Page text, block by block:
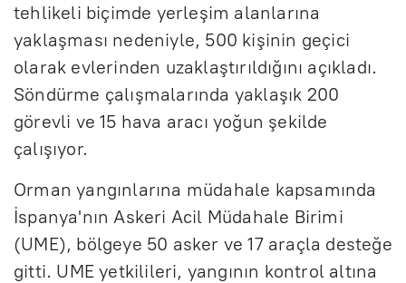
tehlikeli biçimde yerleşim alanlarına
yaklaşması nedeniyle, 500 kişinin geçici
olarak evlerinden uzaklaştırıldığını açıkladı.
Söndürme çalışmalarında yaklaşık 200
görevli ve 15 hava aracı yoğun şekilde
çalışıyor.
Orman yangınlarına müdahale kapsamında
İspanya'nın Askeri Acil Müdahale Birimi
(UME), bölgeye 50 asker ve 17 araçla desteğe
gitti. UME yetkilileri, yangının kontrol altına